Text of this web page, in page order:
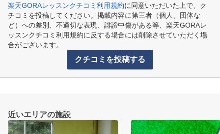
楽天GORAレッスンクチコミ利用規約に同意いただいた上で、ク
チコミを投稿してください。掲載内容に第三者（個人、団体な
ど）への差別、不適切な表現、誹謗中傷がある等、楽天GORAレ
ッスンクチコミ利用規約に反する場合には削除させていただく場
合がございます。
クチコミを投稿する
近いエリアの施設